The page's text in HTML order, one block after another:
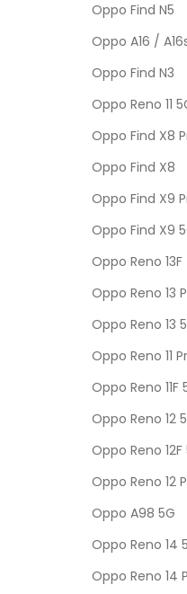
Oppo Find N5
Oppo A16 /
Oppo Find N3
Oppo Reno 11
Oppo Find X8
Oppo Find X8
Oppo Find X9
Oppo Find X9
Oppo Reno
Oppo Reno 13
Oppo Reno 13
Oppo Reno 11
Oppo Reno 11F
Oppo Reno 12
Oppo Reno 12F
Oppo Reno 12
Oppo A98 5G
Oppo Reno 14
Oppo Reno 14